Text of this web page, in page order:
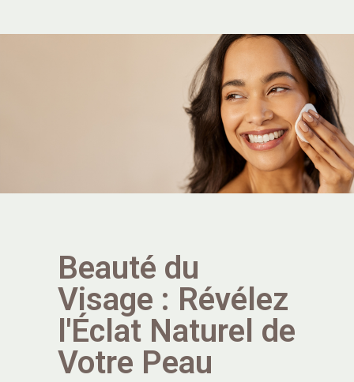
Beauté du
Visage : Révélez
l'Éclat Naturel de
Votre Peau